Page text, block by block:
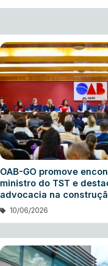
OAB-GO promove
ministro do TST e
advocacia na
10/06/2026